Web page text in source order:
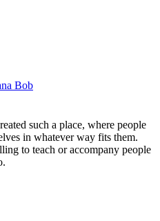
Bob
such a place, where people
in whatever way fits them.
to teach or accompany people